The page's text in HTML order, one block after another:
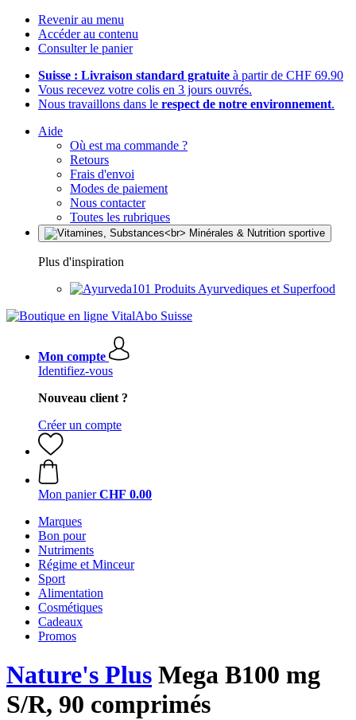
Revenir au menu
Accéder au contenu
Consulter le panier
Suisse : Livraison standard gratuite à partir de CHF 69.90
Vous recevez votre colis en 3 jours ouvrés.
Nous travaillons dans le respect de notre environnement.
Aide
Où est ma commande ?
Retours
Frais d'envoi
Modes de paiement
Nous contacter
Toutes les rubriques
Plus d'inspiration
Produits Ayurvediques et Superfood
Mon compte
Identifiez-vous
Nouveau client ?
Créer un compte
Mon panier CHF 0.00
Marques
Bon pour
Nutriments
Régime et Minceur
Sport
Alimentation
Cosmétiques
Cadeaux
Promos
Nature's Plus Mega B100 mg
S/R, 90 comprimés